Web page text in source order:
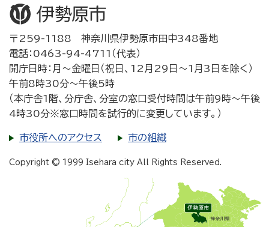
〒259-1188 神奈川県伊勢原市田中348番地
電話：0463-94-4711（代表）
開庁日時：月～金曜日（祝日、12月29日～1月3日を除く）
午前8時30分～午後5時
（本庁舎1階、分庁舎、分室の窓口受付時間は午前9時～午後
4時30分※窓口時間を試行的に変更しています。）
市役所へのアクセス 市の組織
Copyright © 1999 Isehara city All Rights Reserved.